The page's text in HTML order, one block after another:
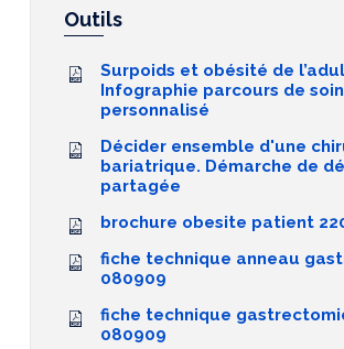
Outils
Surpoids et obésité de
Infographie parcours de
personnalisé
Décider ensemble d'une
bariatrique. Démarche de
partagée
brochure obesite patient
fiche technique anneau
080909
fiche technique
080909